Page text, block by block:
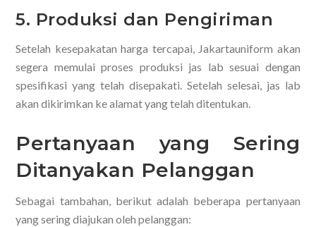
5. Produksi dan Pengiriman
Setelah kesepakatan harga tercapai, Jakartauniform akan
segera memulai proses produksi jas lab sesuai dengan
spesifikasi yang telah disepakati. Setelah selesai, jas lab
akan dikirimkan ke alamat yang telah ditentukan.
Pertanyaan yang Sering
Ditanyakan Pelanggan
Sebagai tambahan, berikut adalah beberapa pertanyaan
yang sering diajukan oleh pelanggan: